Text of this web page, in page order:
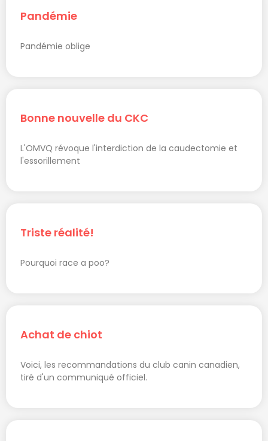
Pandémie
Pandémie oblige
Bonne nouvelle du CKC
L'OMVQ révoque l'interdiction de la caudectomie et
l'essorillement
Triste réalité!
Pourquoi race a poo?
Achat de chiot
Voici, les recommandations du club canin canadien,
tiré d'un communiqué officiel.